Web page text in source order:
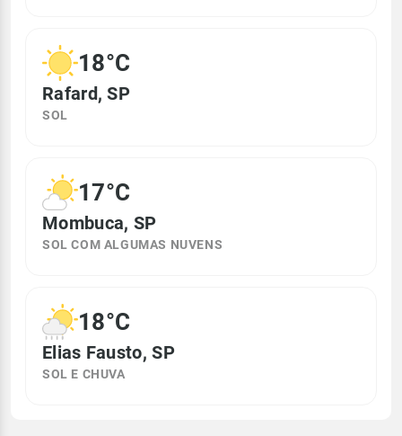
18°C
Rafard, SP
SOL
17°C
Mombuca, SP
SOL COM ALGUMAS NUVENS
18°C
Elias Fausto, SP
SOL E CHUVA